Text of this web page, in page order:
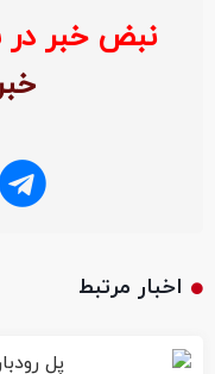
نبض خبر در
اخبار مرتبط